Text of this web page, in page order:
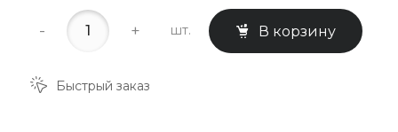
- + шт. В корзину
Быстрый заказ